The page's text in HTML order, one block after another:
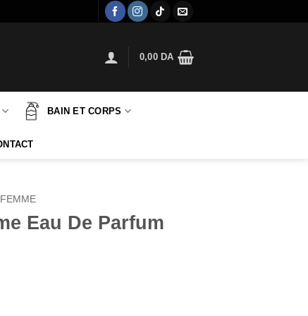
0,00 DA
BAIN ET CORPS
Eau De Parfum